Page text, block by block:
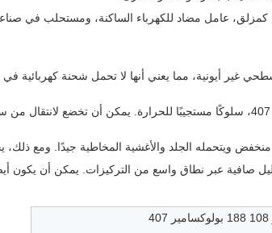
عامل مضاد للكهرباء الساكنة، ومستحلب في
غير أيونية، مما يعني أنها لا تحمل شحنة
السلوك المستجيب للحرارة: تظهر بعض درجات البولوكسامير، مثل بولوكسامير 407،
ويتحمله الجلد والأغشية المخاطية جيدًا. ومع
صافية عبر نطاق واسع من التركيزات. يمكن أن يكون